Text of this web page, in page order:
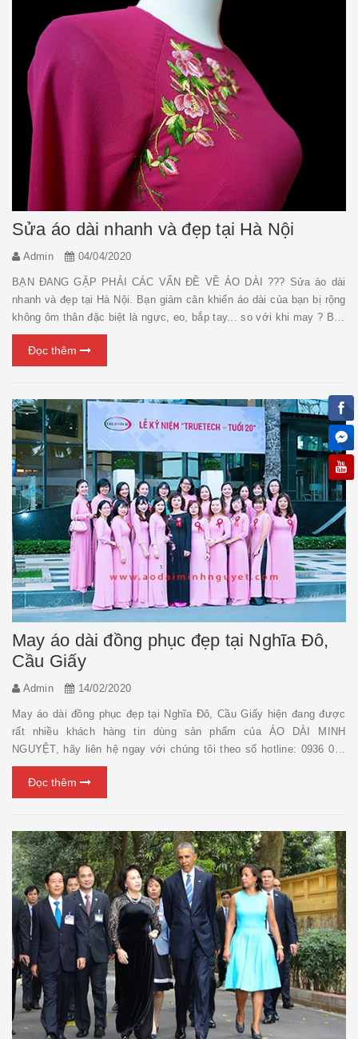
Sửa áo dài nhanh và đẹp tại Hà Nội
Admin 04/04/2020
BẠN ĐANG GẶP PHẢI CÁC VẤN ĐỀ VỀ ÁO DÀI ??? Sửa áo dài
nhanh và đẹp tại Hà Nội. Bạn giảm cân khiến áo dài của bạn bị rộng
không ôm thân đặc biệt là ngực, eo, bắp tay... so với khi may ? Bạn
bị tăng cân khiến chiếc áo của bạn trở nên quá chật không vừa với
bạn hoặc để lộ các khuyết điểm cần ph...
Đọc thêm
May áo dài đồng phục đẹp tại Nghĩa Đô,
Cầu Giấy
Admin 14/02/2020
May áo dài đồng phục đẹp tại Nghĩa Đô, Cầu Giấy hiện đang được
rất nhiều khách hàng tin dùng sản phẩm của ÁO DÀI MINH
NGUYỆT, hãy liên hệ ngay với chúng tôi theo số hotline: 0936 058
720 (zalo) để được tư vấn miễn phí chi tiết về các loại áo dài nhé !
May áo dà...
Đọc thêm